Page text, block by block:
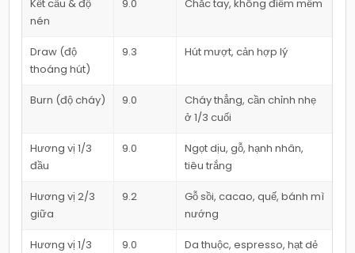
Kết cấu & độ
nén
9.0 Chắc tay, không điểm mềm
Draw (độ
thoáng hút)
9.3 Hút mượt, cản hợp lý
Burn (độ cháy) 9.0
Cháy thẳng, cần chỉnh nhẹ
ở 1/3 cuối
Hương vị 1/3
đầu
9.0
Ngọt dịu, gỗ, hạnh nhân,
tiêu trắng
Hương vị 2/3
giữa
9.2
Gỗ sồi, cacao, quế, bánh mì
nướng
Hương vị 1/3
9.0 Da thuộc, espresso, hạt dẻ